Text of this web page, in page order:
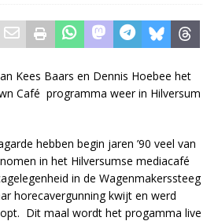
Kees Baars en Dennis Hoebee het
Café programma weer in Hilversum
hebben begin jaren ’90 veel van
in het Hilversumse mediacafé
in de Wagenmakerssteeg
horecavergunning kwijt en werd
Dit maal wordt het progamma live